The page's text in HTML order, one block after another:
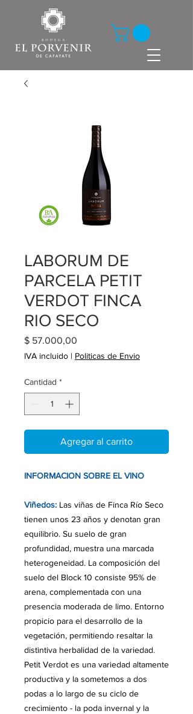
LABORUM DE
PARCELA PETIT
VERDOT FINCA
RIO SECO
$ 57.000,00
IVA incluido | Politicas de Envio
Cantidad *
Agregar al carrito
INFORMACION SOBRE EL VINO
Viñedos: Las viñas de Finca Río Seco
tienen unos 23 años y denotan gran
equilibrio. Su suelo de gran
profundidad, muestra una marcada
heterogeneidad. La composición del
suelo del Block 10 consiste 95% de
arena, complementada con una
presencia moderada de limo. Entorno
propicio para el desarrollo de la
vegetación, permitiendo resaltar la
distintiva herbalidad de la variedad.
Petit Verdot es una variedad altamente
productiva y la sometemos a dos
podas a lo largo de su ciclo de
crecimiento - la poda invernal y la